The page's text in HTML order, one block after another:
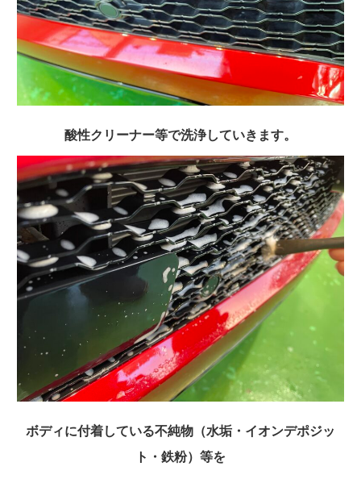
酸性クリーナー等で洗浄していきます。
ボディに付着している不純物（水垢・イオンデポジッ
ト・鉄粉）等を